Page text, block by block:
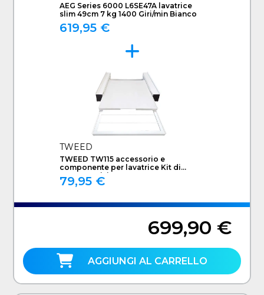
AEG Series 6000 L6SE47A lavatrice
slim 49cm 7 kg 1400 Giri/min Bianco
619,95 €
TWEED
TWEED TW115 accessorio e
componente per lavatrice Kit di
sovrapposizione
79,95 €
699,90 €
AGGIUNGI AL CARRELLO